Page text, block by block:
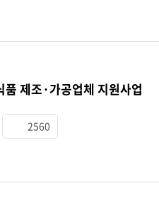
제조·가공업체 지원사업
2560